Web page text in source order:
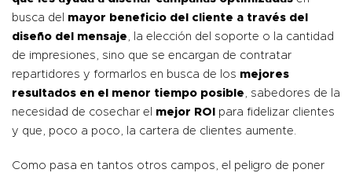
busca del mayor beneficio del cliente a través del
diseño del mensaje , la elección del soporte o la cantidad
de impresiones, sino que se encargan de contratar
repartidores y formarlos en busca de los mejores
resultados en el menor tiempo posible , sabedores de la
necesidad de cosechar el mejor ROI
para fidelizar clientes
y que, poco a poco, la cartera de clientes aumente.
Como pasa en tantos otros campos, el peligro de poner